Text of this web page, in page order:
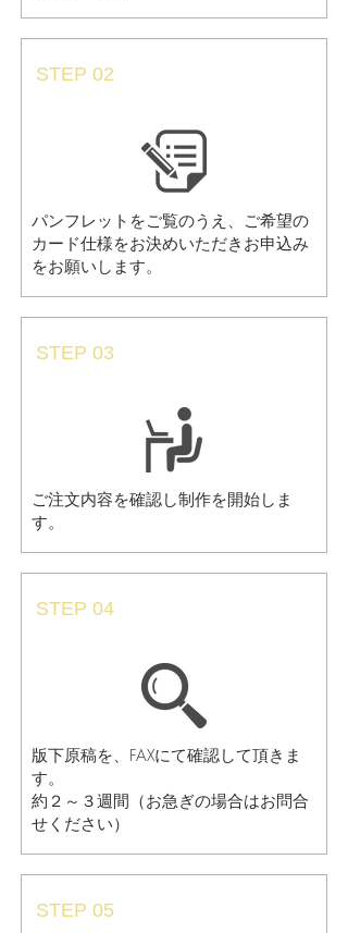
STEP 02
パンフレットをご覧のうえ、ご希望の
カード仕様をお決めいただきお申込み
をお願いします。
STEP 03
ご注文内容を確認し制作を開始しま
す。
STEP 04
版下原稿を、FAXにて確認して頂きま
す。
約２～３週間（お急ぎの場合はお問合
せください）
STEP 05